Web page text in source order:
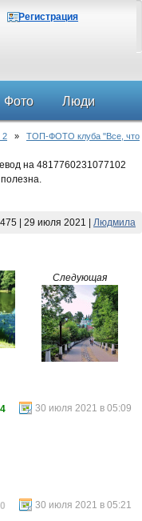
Регистрация
Фото Люди
2 » ТОП-ФОТО клуба "Все, что
на 4817760231077102
475 | 29 июля 2021 | Людмила
Следующая
30 июля 2021 в 05:09
30 июля 2021 в 05:21
0